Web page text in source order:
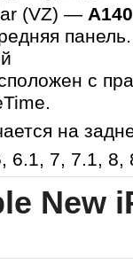
(VZ) —
панель.
с
на
6.1, 7, 7.1, 8,
New